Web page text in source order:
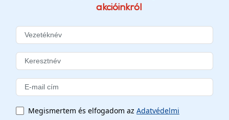
akcióinkról
Megismertem és elfogadom az Adatvédelmi